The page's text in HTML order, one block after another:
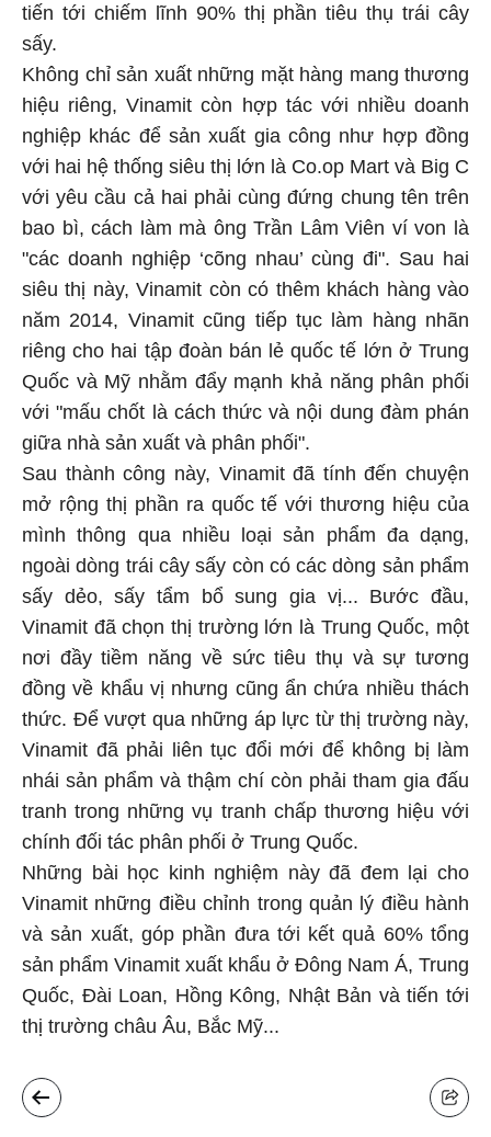
tiến tới chiếm lĩnh 90% thị phần tiêu thụ trái cây
sấy.
Không chỉ sản xuất những mặt hàng mang thương
hiệu riêng, Vinamit còn hợp tác với nhiều doanh
nghiệp khác để sản xuất gia công như hợp đồng
với hai hệ thống siêu thị lớn là Co.op Mart và Big C
với yêu cầu cả hai phải cùng đứng chung tên trên
bao bì, cách làm mà ông Trần Lâm Viên ví von là
"các doanh nghiệp ‘cõng nhau’ cùng đi". Sau hai
siêu thị này, Vinamit còn có thêm khách hàng vào
năm 2014, Vinamit cũng tiếp tục làm hàng nhãn
riêng cho hai tập đoàn bán lẻ quốc tế lớn ở Trung
Quốc và Mỹ nhằm đẩy mạnh khả năng phân phối
với "mấu chốt là cách thức và nội dung đàm phán
giữa nhà sản xuất và phân phối".
Sau thành công này, Vinamit đã tính đến chuyện
mở rộng thị phần ra quốc tế với thương hiệu của
mình thông qua nhiều loại sản phẩm đa dạng,
ngoài dòng trái cây sấy còn có các dòng sản phẩm
sấy dẻo, sấy tẩm bổ sung gia vị... Bước đầu,
Vinamit đã chọn thị trường lớn là Trung Quốc, một
nơi đầy tiềm năng về sức tiêu thụ và sự tương
đồng về khẩu vị nhưng cũng ẩn chứa nhiều thách
thức. Để vượt qua những áp lực từ thị trường này,
Vinamit đã phải liên tục đổi mới để không bị làm
nhái sản phẩm và thậm chí còn phải tham gia đấu
tranh trong những vụ tranh chấp thương hiệu với
chính đối tác phân phối ở Trung Quốc.
Những bài học kinh nghiệm này đã đem lại cho
Vinamit những điều chỉnh trong quản lý điều hành
và sản xuất, góp phần đưa tới kết quả 60% tổng
sản phẩm Vinamit xuất khẩu ở Đông Nam Á, Trung
Quốc, Đài Loan, Hồng Kông, Nhật Bản và tiến tới
thị trường châu Âu, Bắc Mỹ...